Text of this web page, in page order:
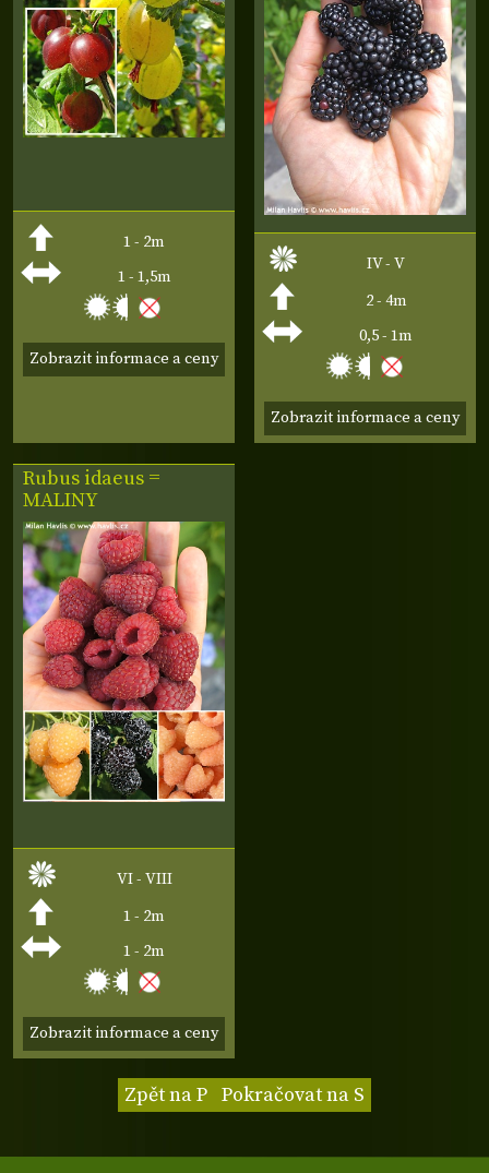
1 - 2m
1 - 1,5m
Zobrazit informace a ceny
IV - V
2 - 4m
0,5 - 1m
Zobrazit informace a ceny
Rubus idaeus =
MALINY
VI - VIII
1 - 2m
1 - 2m
Zobrazit informace a ceny
Zpět na P Pokračovat na S